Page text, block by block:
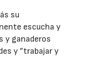
su
escucha y
y ganaderos
y ”trabajar y